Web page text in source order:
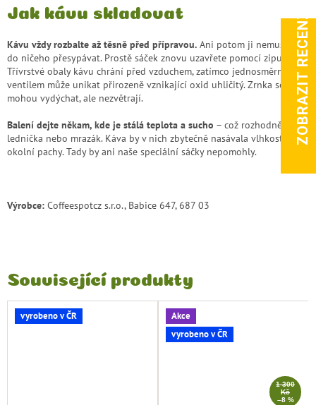
Související produkty
vyrobeno v ČR
Akce
vyrobeno v ČR
1 300
Kč
–8 %
Jak kávu skladovat
Kávu vždy rozbalte až těsně před přípravou. Ani potom ji nemusíte
do ničeho přesypávat. Prostě sáček znovu uzavřete pomocí zipu.
Třívrstvé obaly kávu chrání před vzduchem, zatímco jednosměrným
ventilem může unikat přirozeně vznikající oxid uhličitý. Zrnka se tak
mohou vydýchat, ale nezvětrají.
Balení dejte někam, kde je stálá teplota a sucho – což rozhodně není
lednička nebo mrazák. Káva by v nich zbytečně nasávala vlhkost a
okolní pachy. Tady by ani naše speciální sáčky nepomohly.
Výrobce: Coffeespotcz s.r.o., Babice 647, 687 03
ZOBRAZIT RECENZE